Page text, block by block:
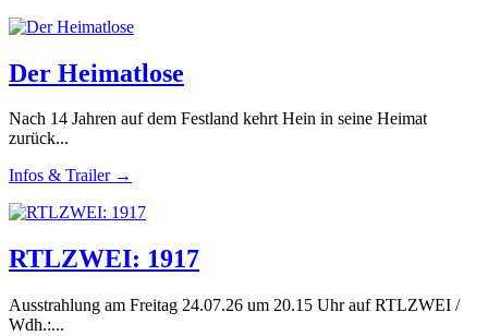
Der Heimatlose
Nach 14 Jahren auf dem Festland kehrt Hein in seine Heimat
zurück...
Infos & Trailer →
RTLZWEI: 1917
Ausstrahlung am Freitag 24.07.26 um 20.15 Uhr auf RTLZWEI /
Wdh.:...